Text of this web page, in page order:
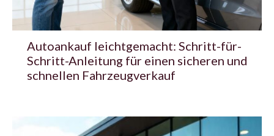
Autoankauf leichtgemacht: Schritt-für-
Schritt-Anleitung für einen sicheren und
schnellen Fahrzeugverkauf